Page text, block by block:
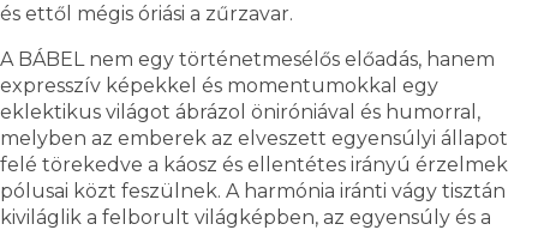
és ettől mégis óriási a zűrzavar.
A BÁBEL nem egy történetmesélős előadás, hanem
expresszív képekkel és momentumokkal egy
eklektikus világot ábrázol öniróniával és humorral,
melyben az emberek az elveszett egyensúlyi állapot
felé törekedve a káosz és ellentétes irányú érzelmek
pólusai közt feszülnek. A harmónia iránti vágy tisztán
kiviláglik a felborult világképben, az egyensúly és a